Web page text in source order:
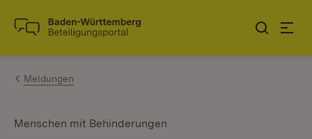
Zum Inhalt springen
Link zur Startseite
Meldungen
Menschen mit Behinderungen